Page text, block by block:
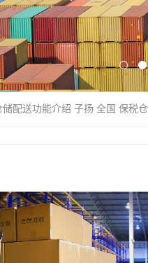
配送功能介绍 子扬 全国 保税